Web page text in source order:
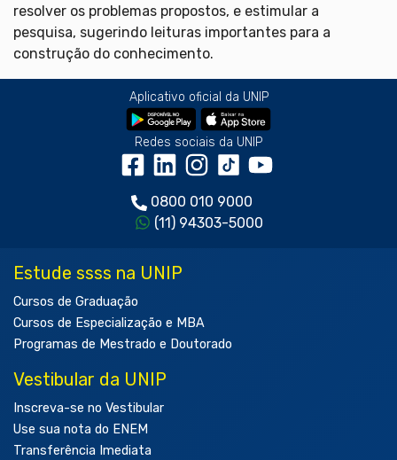
resolver os problemas propostos, e estimular a
pesquisa, sugerindo leituras importantes para a
construção do conhecimento.
Aplicativo oficial da UNIP
Redes sociais da UNIP
0800 010 9000
(11) 94303-5000
Estude ssss na UNIP
Cursos de Graduação
Cursos de Especialização e MBA
Programas de Mestrado e Doutorado
Vestibular da UNIP
Inscreva-se no Vestibular
Use sua nota do ENEM
Transferência Imediata